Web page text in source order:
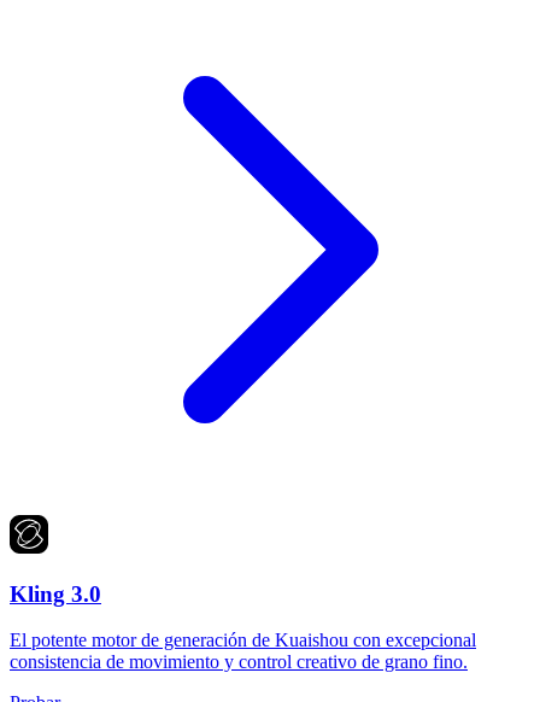
Kling 3.0
El potente motor de generación de Kuaishou con excepcional
consistencia de movimiento y control creativo de grano fino.